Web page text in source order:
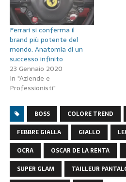
Ferrari si conferma il
brand più potente del
mondo. Anatomia di un
successo infinito
23 Gennaio 2020
In "Aziende e
Professionisti"
BOSS COLORE TREND
FEBBRE GIALLA
GIALLO
OCRA
OSCAR DE LA RENTA
SUPER GLAM
TAILLEUR